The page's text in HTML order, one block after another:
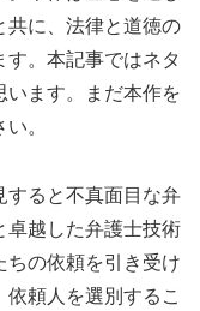
共に、法律と道徳の
。本記事ではネタ
います。まだ本作を
。
すると不真面目な弁
卓越した弁護士技術
ちの依頼を引き受け
頼人を選別するこ